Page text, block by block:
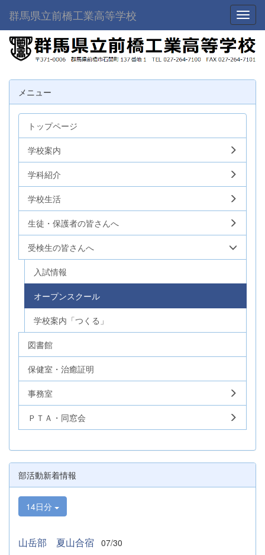
群馬県立前橋工業高等学校
メニュー
トップページ
学校案内
学科紹介
学校生活
生徒・保護者の皆さんへ
受検生の皆さんへ
入試情報
オープンスクール
学校案内「つくる」
図書館
保健室・治癒証明
事務室
ＰＴＡ・同窓会
部活動新着情報
14日分
山岳部 夏山合宿 07/30